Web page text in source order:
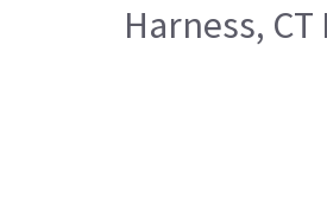
Harness,